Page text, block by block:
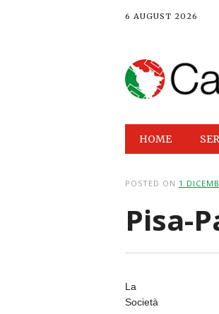
6 AUGUST 2026
Main
HOME
POSTED ON 1
Pisa-
La
Società